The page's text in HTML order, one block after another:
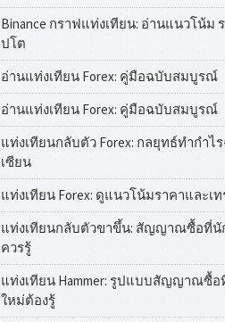
Binance กราฟแท่งเทียน: อ่านแนวโน้ม
ปโต
อ่านแท่งเทียน Forex: คู่มือฉบับสมบูรณ์
อ่านแท่งเทียน Forex: คู่มือฉบับสมบูรณ์
แท่งเทียนกลับตัว Forex: กลยุทธ์ทำกำไ
เซียน
แท่งเทียน Forex: ดูแนวโน้มราคาและเ
แท่งเทียนกลับตัวขาขึ้น: สัญญาณซื้อที่นั
ควรรู้
แท่งเทียน Hammer: รูปแบบสัญญาณซื้อ
ใหม่ต้องรู้